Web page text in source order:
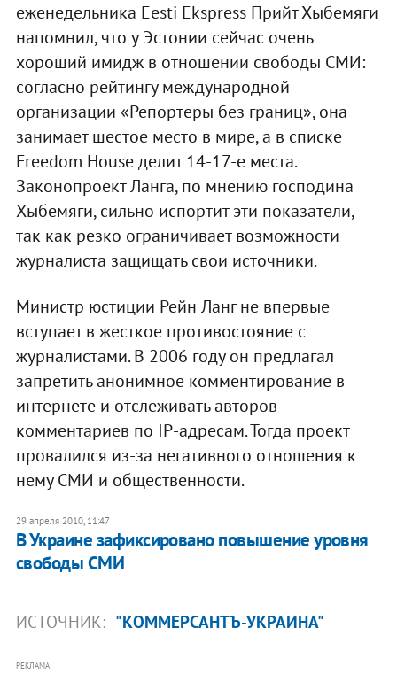
еженедельника Eesti Ekspress Прийт Хыбемяги
напомнил, что у Эстонии сейчас очень
хороший имидж в отношении свободы СМИ:
согласно рейтингу международной
организации «Репортеры без границ», она
занимает шестое место в мире, а в списке
Freedom House делит 14-17-е места.
Законопроект Ланга, по мнению господина
Хыбемяги, сильно испортит эти показатели,
так как резко ограничивает возможности
журналиста защищать свои источники.
Министр юстиции Рейн Ланг не впервые
вступает в жесткое противостояние с
журналистами. В 2006 году он предлагал
запретить анонимное комментирование в
интернете и отслеживать авторов
комментариев по IP-адресам. Тогда проект
провалился из-за негативного отношения к
нему СМИ и общественности.
29 апреля 2010, 11:47
В Украине зафиксировано повышение уровня
свободы СМИ
ИСТОЧНИК: "КОММЕРСАНТЪ-УКРАИНА"
РЕКЛАМА